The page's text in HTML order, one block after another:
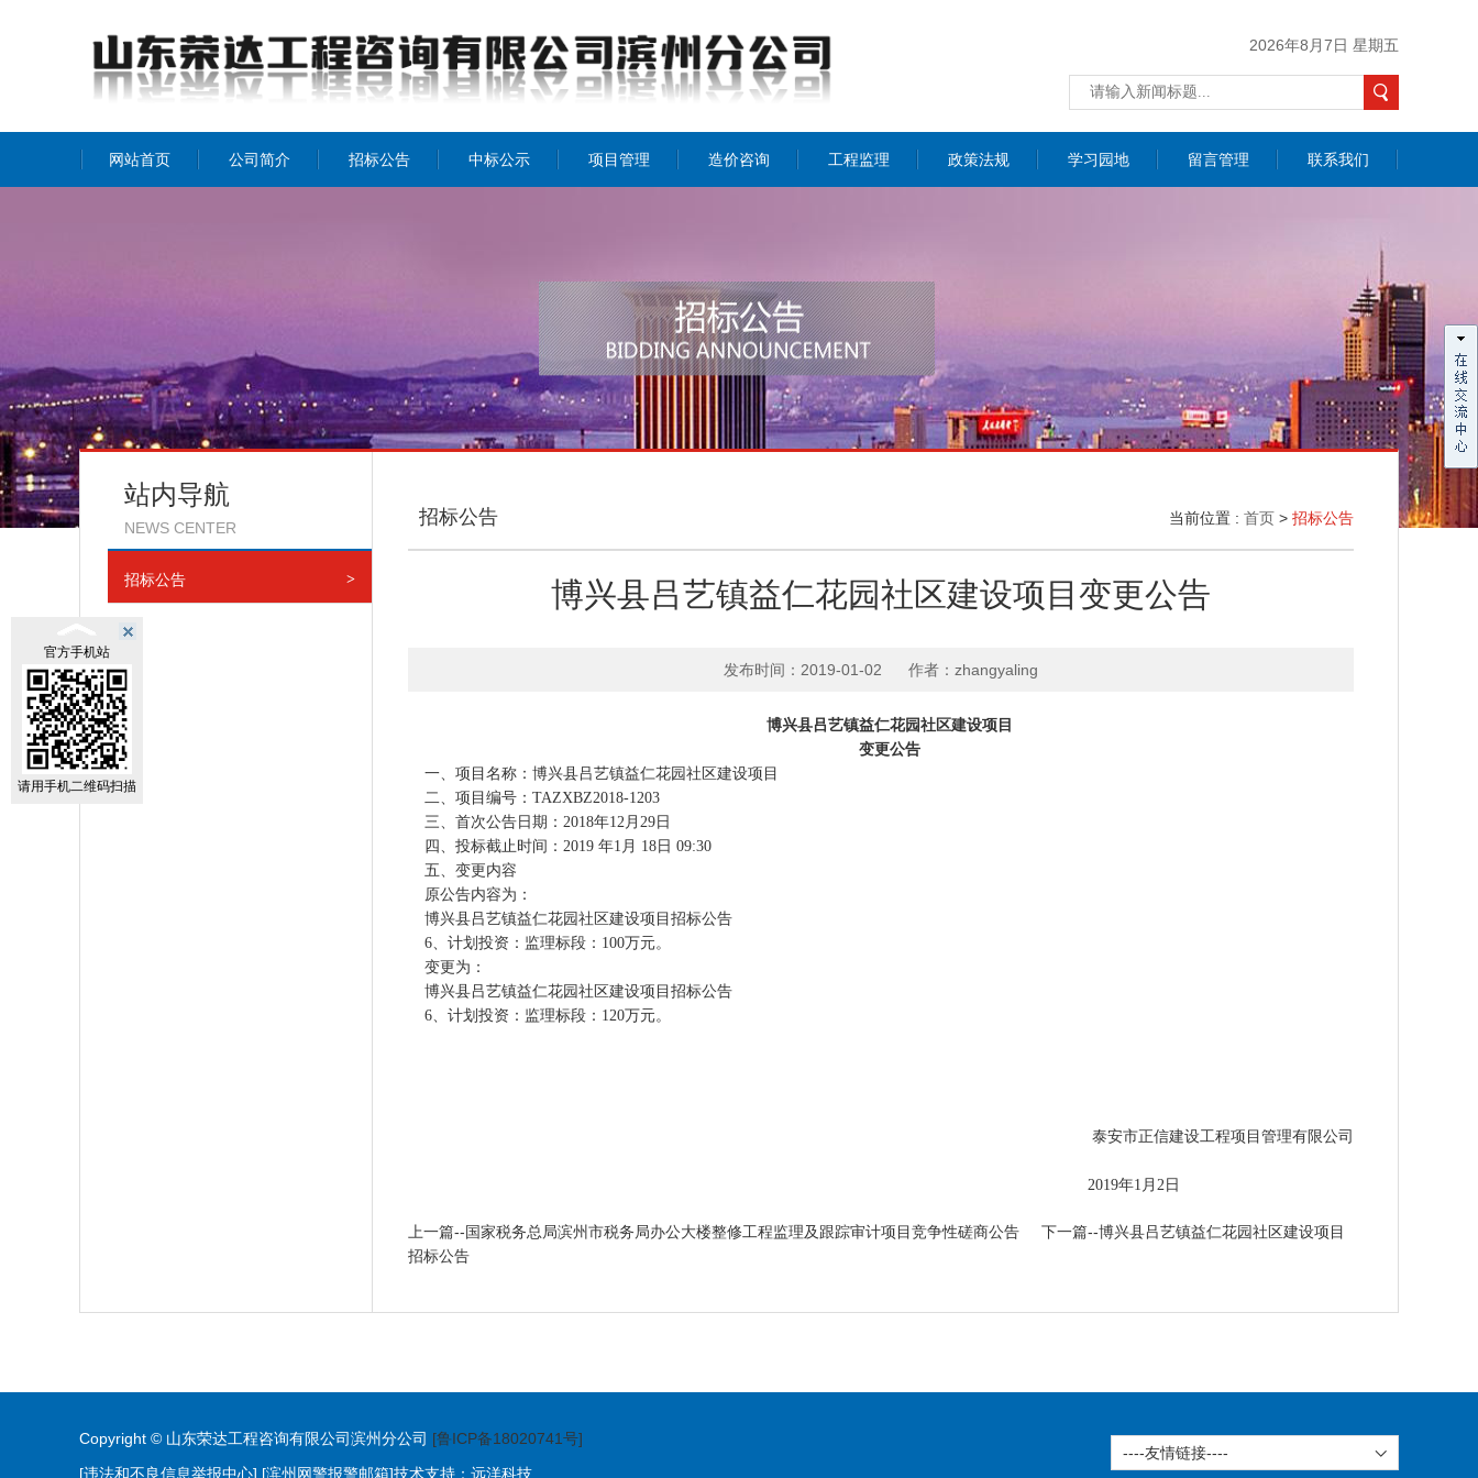
2026年8月7日 星期五
网站首页 公司简介 招标公告 中标公示 项目管理 造价咨询 工程监理 政策法规 学习园地 留言管理 联系我们
站内导航
NEWS CENTER
招标公告 >
招标公告 当前位置 : 首页 > 招标公告
博兴县吕艺镇益仁花园社区建设项目变更公告
发布时间：2019-01-02 作者：zhangyaling
博兴县吕艺镇益仁花园社区建设项目
变更公告
一、项目名称：博兴县吕艺镇益仁花园社区建设项目
二、项目编号： TAZXBZ2018-1203
三、首次公告日期： 2018年12月 29 日
四、投标截止时间： 2019 年1 月 18 日 09:30
五、变更内容
原公告内容为：
博兴县吕艺镇益仁花园社区建设项目招标公告
6、计划投资：监理标段： 100万元。
变更为：
博兴县吕艺镇益仁花园社区建设项目招标公告
6、计划投资：监理标段： 120万元。
泰安市正信建设工程项目管理有限公司
2019年1 月 2日
上一篇--国家税务总局滨州市税务局办公大楼整修工程监理及跟踪审计项目竞争性磋商公告
下一篇--博兴县吕艺镇益仁花园社区建设项目
招标公告
Copyright © 山东荣达工程咨询有限公司滨州分公司 [鲁ICP备18020741号]
[违法和不良信息举报中心] [滨州网警报警邮箱]技术支持： 远洋科技
----友情链接----
官方手机站
请用手机二维码扫描